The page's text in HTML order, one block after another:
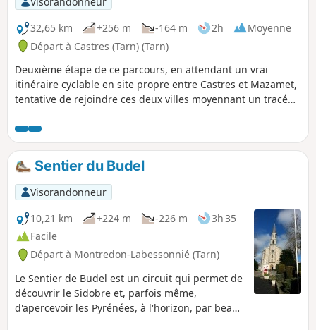
roman du département), la Tour de la
Bistoure, les petites rues médiévales.
32,65 km
+256 m -164 m 2h
Moyenne
Départ à Castres (Tarn) (Tarn)
Deuxième étape de ce parcours, en attendant un vrai
itinéraire cyclable en site propre entre Castres et Mazamet,
tentative de rejoindre ces deux villes moyennant un tracé
Sentier du Budel
Visorandonneur
10,21 km
+224 m -226 m
3h 35
Facile
Départ à Montredon-Labessonnié (Tarn)
Le Sentier de Budel est un circuit qui permet de
découvrir le Sidobre et, parfois même,
d'apercevoir les Pyrénées, à l'horizon, par beau